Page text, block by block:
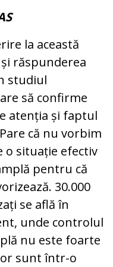
la această
răspunderea
studiul
să confirme
atenția și faptul
că nu vorbim
o situație efectiv
pentru că
30.000
se află în
unde controlul
nu este foarte
sunt într-o